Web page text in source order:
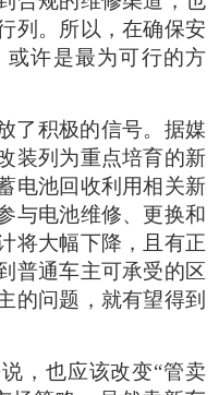
列。所以，在确保安
许是最为可行的方
了积极的信号。据媒
装列为重点培育的新
电池回收利用相关新
与电池维修、更换和
将大幅下降，且有正
普通车主可承受的区
的问题，就有望得到
，也应该改变“管卖